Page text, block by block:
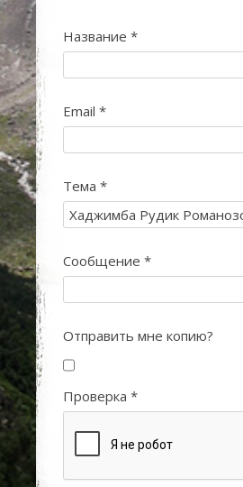
Название *
Email *
Тема *
Сообщение *
Отправить мне копию?
Проверка *